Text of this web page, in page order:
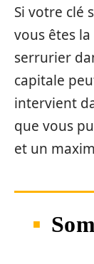
Si votre clé
vous êtes
serrurier
capitale
intervient
que vous
et un